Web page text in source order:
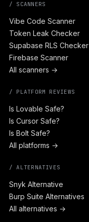
/ SCANNERS
Vibe Code Scanner
Token Leak Checker
Supabase RLS Checker
Firebase Scanner
All scanners →
/ PLATFORM REVIEWS
Is Lovable Safe?
Is Cursor Safe?
Is Bolt Safe?
All platforms →
/ ALTERNATIVES
Snyk Alternative
Burp Suite Alternatives
All alternatives →